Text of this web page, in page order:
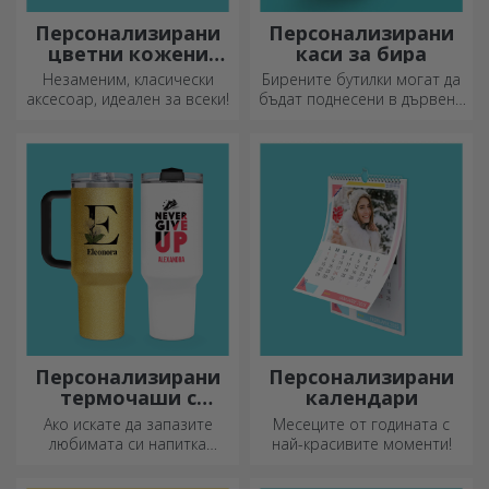
незабравими спомени,
адреналин или релаксация.
:) Сега можете да получите
подаръка, който искате!
Персонализирани
цветни кожени
портфейли
Незаменим, класически
аксесоар, идеален за всеки!
Персонализирани
каси за бира
Бирените бутилки могат да
бъдат поднесени в дървени
кутии с гравирано име на
получателя и придружени от
персонализирано послание.